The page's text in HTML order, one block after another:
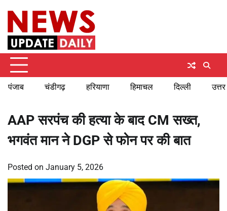
content
पंजाब चंडीगढ़ हरियाणा हिमाचल दिल्ली
AAP सरपंच की हत्या के बाद CM सख्त,
भगवंत मान ने DGP से फोन पर की बात
Posted on January 5, 2026